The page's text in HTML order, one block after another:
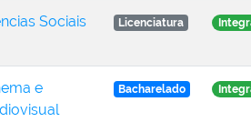
Sociais Licenciatura
e
Bacharelado